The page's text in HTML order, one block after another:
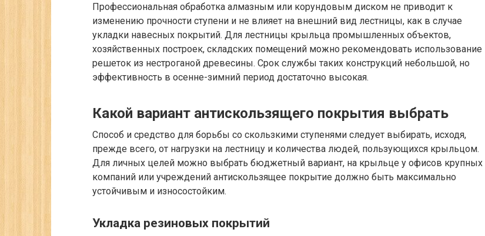
Профессиональная обработка алмазным или корундовым диском не приводит к
изменению прочности ступени и не влияет на внешний вид лестницы, как в случае
укладки навесных покрытий. Для лестницы крыльца промышленных объектов,
хозяйственных построек, складских помещений можно рекомендовать использование
решеток из нестроганой древесины. Срок службы таких конструкций небольшой, но
эффективность в осенне-зимний период достаточно высокая.
Какой вариант антискользящего покрытия выбрать
Способ и средство для борьбы со скользкими ступенями следует выбирать, исходя,
прежде всего, от нагрузки на лестницу и количества людей, пользующихся крыльцом.
Для личных целей можно выбрать бюджетный вариант, на крыльце у офисов крупных
компаний или учреждений антискользящее покрытие должно быть максимально
устойчивым и износостойким.
Укладка резиновых покрытий